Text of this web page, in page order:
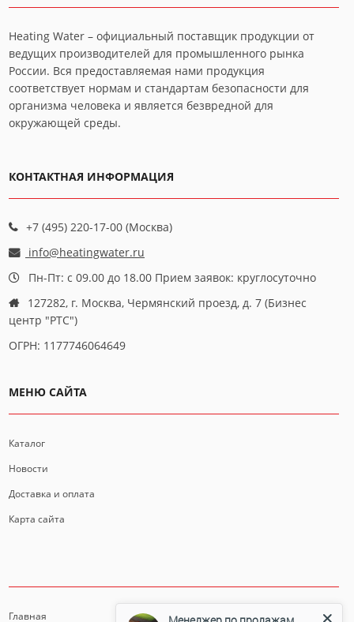
Heating Water – официальный поставщик продукции от
ведущих производителей для промышленного рынка
России. Вся предоставляемая нами продукция
соответствует нормам и стандартам безопасности для
организма человека и является безвредной для
окружающей среды.
КОНТАКТНАЯ ИНФОРМАЦИЯ
+7 (495) 220-17-00 (Москва)
info@heatingwater.ru
Пн-Пт: с 09.00 до 18.00 Прием заявок: круглосуточно
127282, г. Москва, Чермянский проезд, д. 7 (Бизнес
центр "РТС")
ОГРН: 1177746064649
МЕНЮ САЙТА
Каталог
Новости
Доставка и оплата
Карта сайта
Главная